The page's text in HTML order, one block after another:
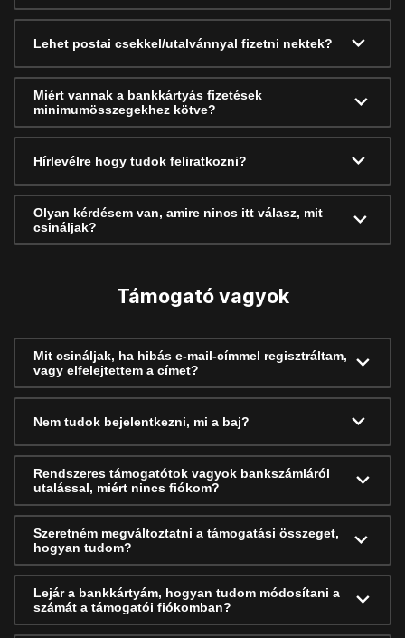
Lehet postai csekkel/utalvánnyal fizetni nektek?
Miért vannak a bankkártyás fizetések
minimumösszegekhez kötve?
Hírlevélre hogy tudok feliratkozni?
Olyan kérdésem van, amire nincs itt válasz, mit
csináljak?
Támogató vagyok
Mit csináljak, ha hibás e-mail-címmel regisztráltam,
vagy elfelejtettem a címet?
Nem tudok bejelentkezni, mi a baj?
Rendszeres támogatótok vagyok bankszámláról
utalással, miért nincs fiókom?
Szeretném megváltoztatni a támogatási összeget,
hogyan tudom?
Lejár a bankkártyám, hogyan tudom módosítani a
számát a támogatói fiókomban?